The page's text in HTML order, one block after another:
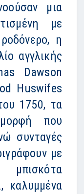
μια
με
η
αγγλικής
Dawson
Huswifes
1750, τα
που
συνταγές
με
καλυμμένα